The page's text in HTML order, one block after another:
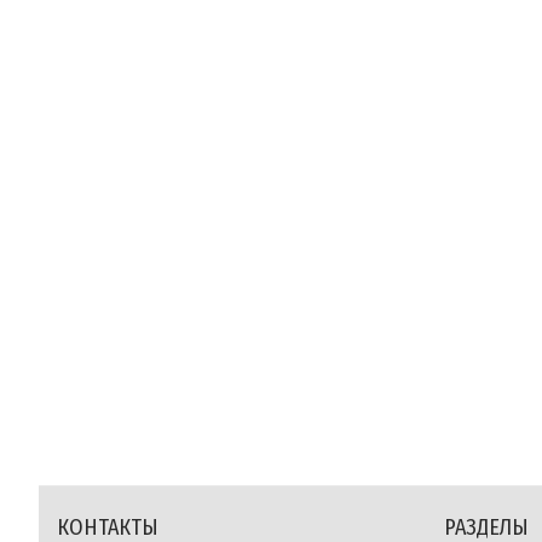
КОНТАКТЫ РАЗДЕЛЫ